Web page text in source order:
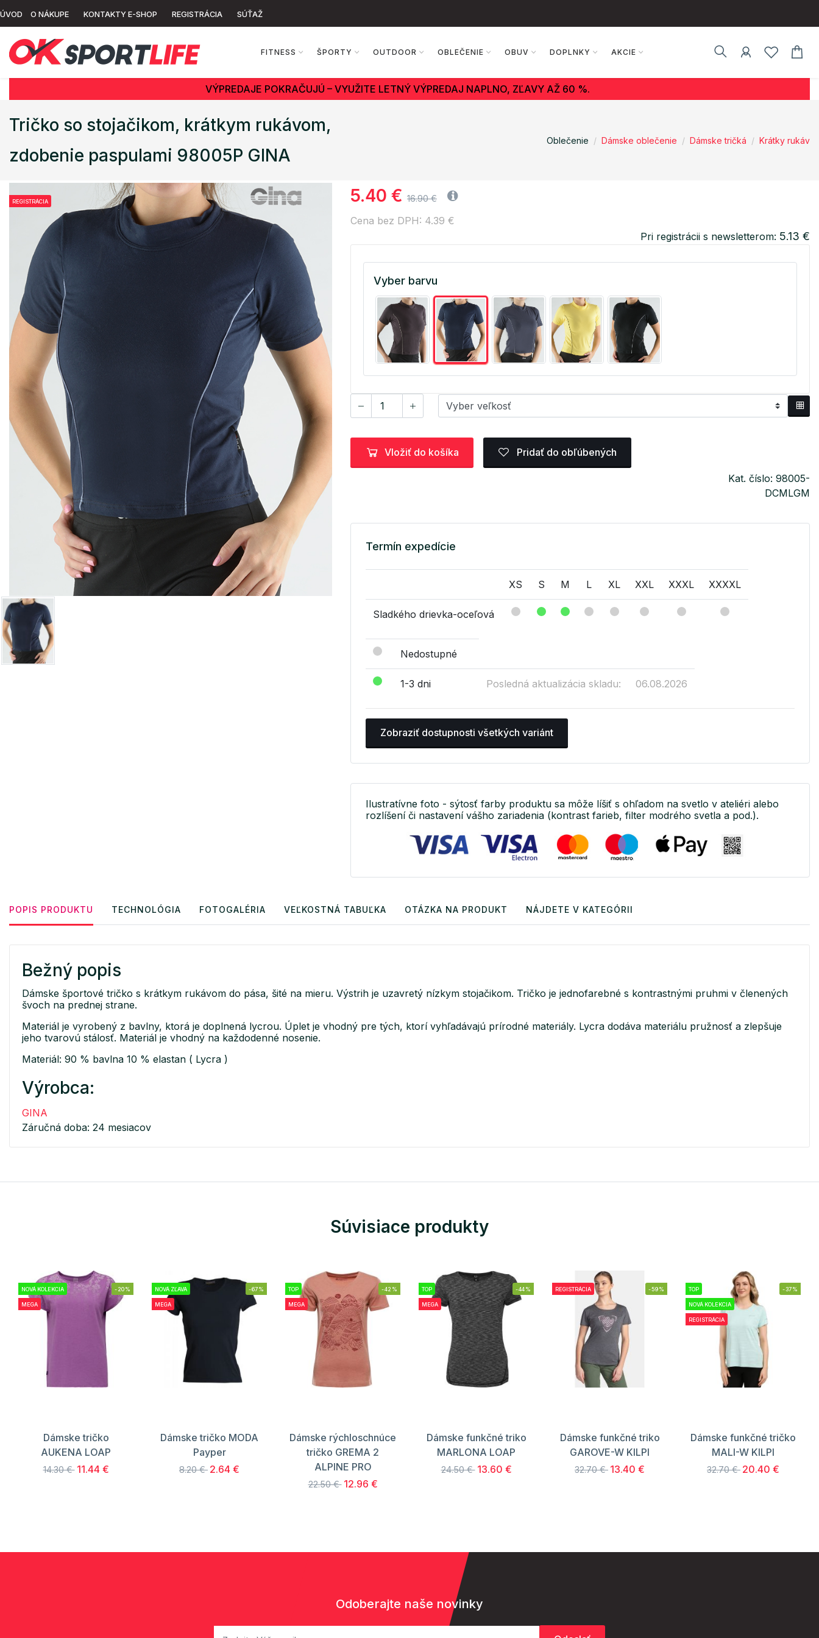
ÚVOD O NÁKUPE KONTAKTY E-SHOP REGISTRÁCIA SÚŤAŽ
FITNESS ŠPORTY OUTDOOR OBLEČENIE OBUV DOPLNKY AKCIE
VÝPREDAJE POKRAČUJÚ – VYUŽITE LETNÝ VÝPREDAJ NAPLNO, ZĽAVY AŽ 60 %.
Tričko so stojačikom, krátkym rukávom,
zdobenie paspulami 98005P GINA
Oblečenie Dámske oblečenie Dámske tričká Krátky rukáv
REGISTRÁCIA 5.40 € 16.90 €
Cena bez DPH: 4.39 €
Pri registrácii s newsletterom: 5.13 €
Vyber barvu
Vložiť do košíka Pridať do obľúbených
Kat. číslo: 98005-
DCMLGM
Termín expedície
XS S M L XL XXL XXXL XXXXL
Sladkého drievka-oceľová
Nedostupné
1-3 dni Posledná aktualizácia skladu: 06.08.2026
Zobraziť dostupnosti všetkých variánt
Ilustratívne foto - sýtosť farby produktu sa môže líšiť s ohľadom na svetlo v ateliéri alebo
rozlíšení či nastavení vášho zariadenia (kontrast farieb, filter modrého svetla a pod.).
POPIS PRODUKTU TECHNOLÓGIA FOTOGALÉRIA VEĽKOSTNÁ TABUĽKA OTÁZKA NA PRODUKT NÁJDETE V KATEGÓRII
Bežný popis
Dámske športové tričko s krátkym rukávom do pása, šité na mieru. Výstrih je uzavretý nízkym stojačikom. Tričko je jednofarebné s kontrastnými pruhmi v členených
švoch na prednej strane.
Materiál je vyrobený z bavlny, ktorá je doplnená lycrou. Úplet je vhodný pre tých, ktorí vyhľadávajú prírodné materiály. Lycra dodáva materiálu pružnosť a zlepšuje
jeho tvarovú stálosť. Materiál je vhodný na každodenné nosenie.
Materiál: 90 % bavlna 10 % elastan ( Lycra )
Výrobca:
GINA
Záručná doba: 24 mesiacov
Súvisiace produkty
NOVÁ KOLEKCIA
MEGA
-20%
Dámske tričko
AUKENA LOAP
14.30 € 11.44 €
NOVÁ ZĽAVA
MEGA
-67%
Dámske tričko MODA
Payper
8.20 € 2.64 €
TOP
MEGA
-42%
Dámske rýchloschnúce
tričko GREMA 2
ALPINE PRO
22.50 € 12.96 €
TOP
MEGA
-44%
Dámske funkčné triko
MARLONA LOAP
24.50 € 13.60 €
REGISTRÁCIA -59%
Dámske funkčné triko
GAROVE-W KILPI
32.70 € 13.40 €
TOP
NOVÁ KOLEKCIA
REGISTRÁCIA
-37%
Dámske funkčné tričko
MALI-W KILPI
32.70 € 20.40 €
Odoberajte naše novinky